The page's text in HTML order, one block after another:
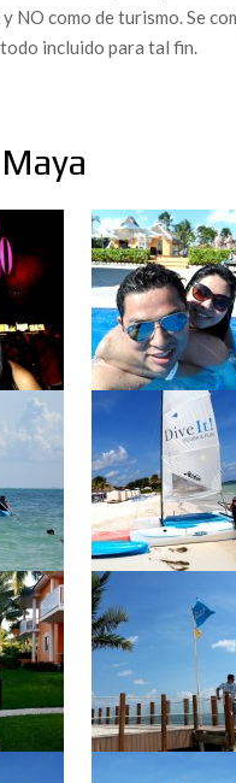
NO como de turismo. Se
incluido para tal fin.